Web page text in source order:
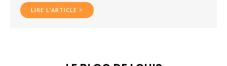
LIRE L’ARTICLE >